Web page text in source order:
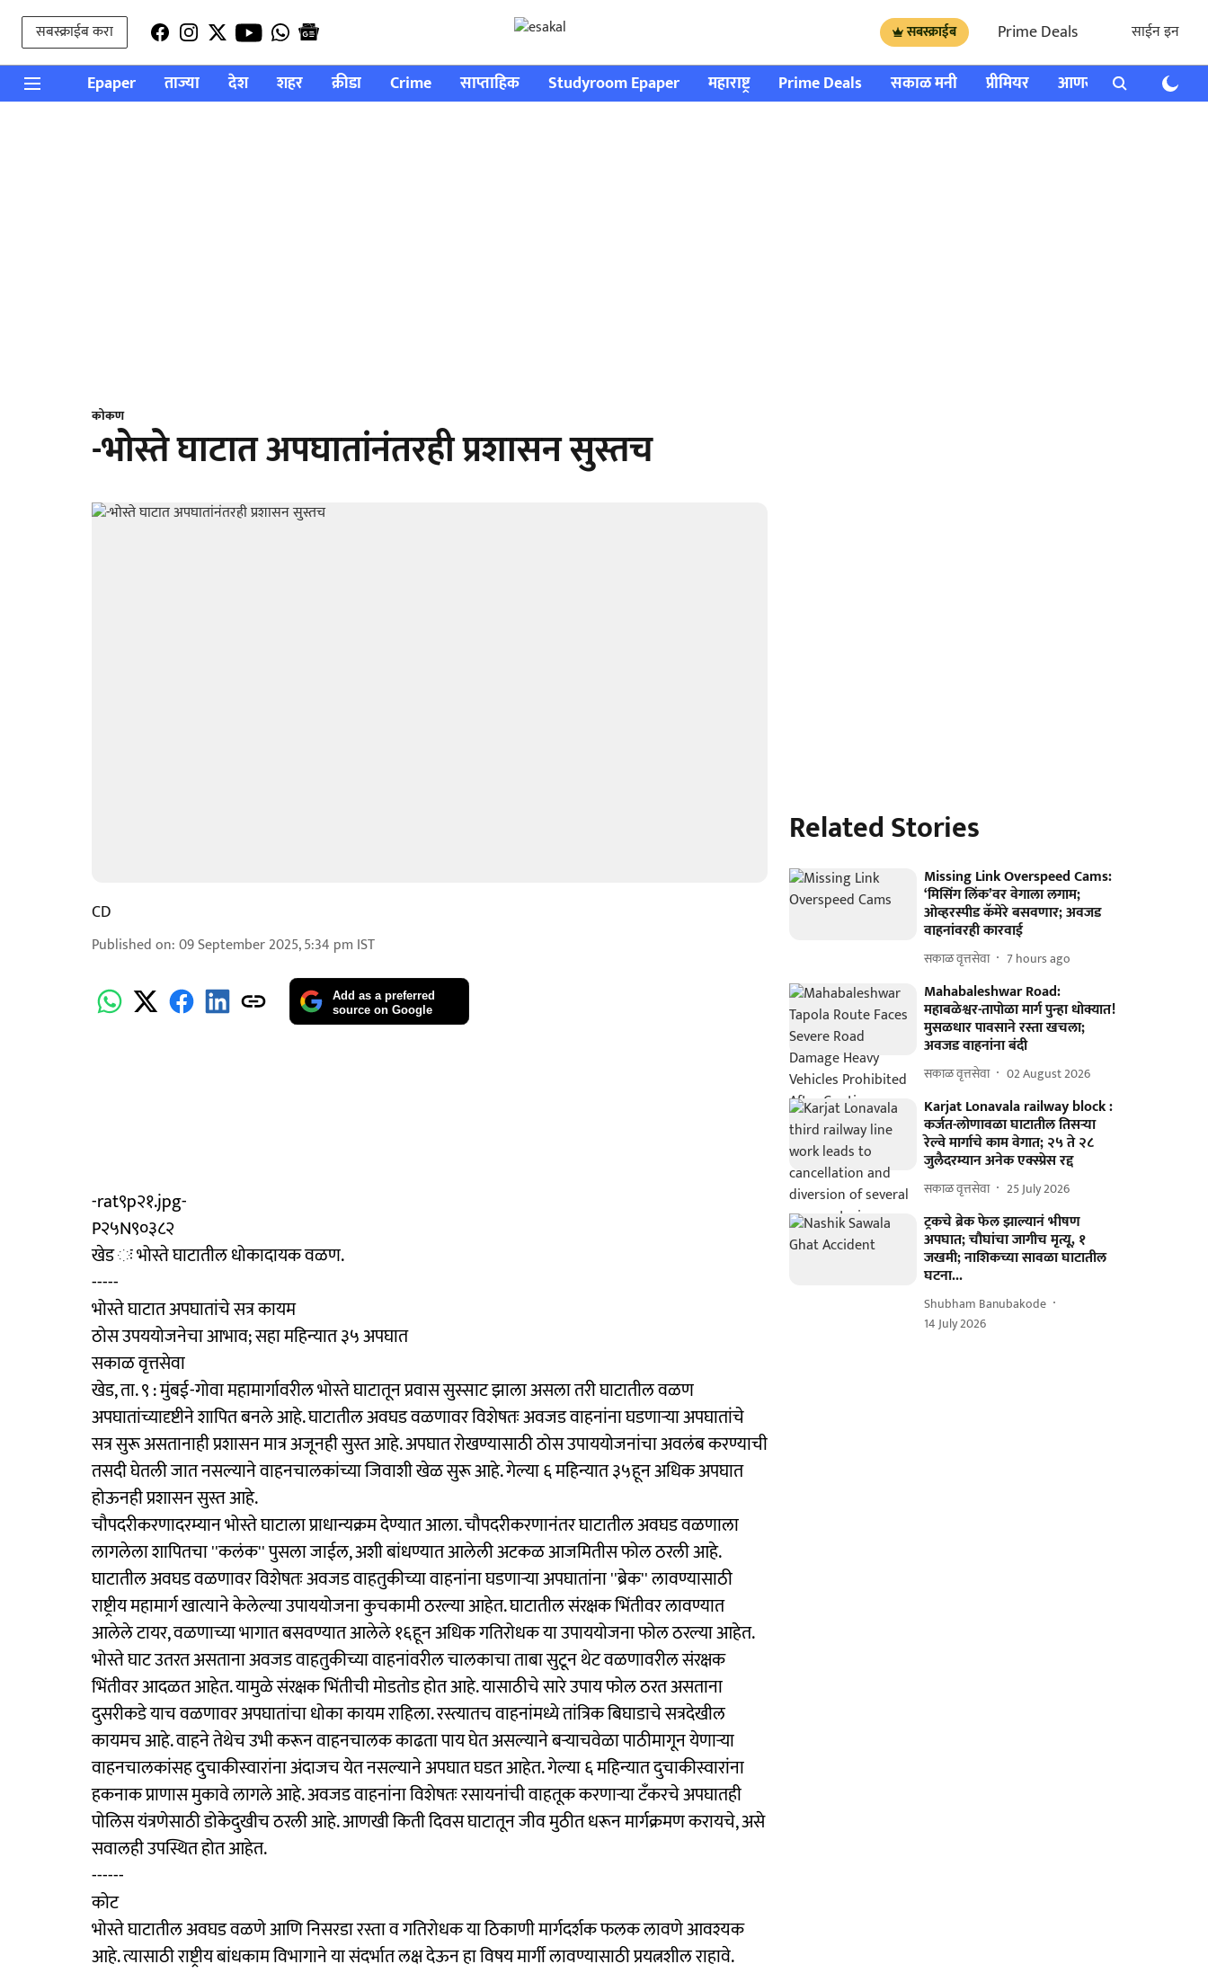
सबस्क्राईब करा सबस्क्राईब Prime Deals साईन इन
Epaper ताज्या देश शहर क्रीडा Crime साप्ताहिक Studyroom Epaper महाराष्ट्र Prime Deals सकाळ मनी प्रीमियर आणखी राशी भविष्य
कोकण
-भोस्ते घाटात अपघातांनंतरही प्रशासन सुस्तच
CD
Published on:09 September 2025, 5:34 pm IST
Add as a preferred
source on Google
-rat९p२१.jpg-
P२५N९०३८२
खेड ः भोस्ते घाटातील धोकादायक वळण.
-----
भोस्ते घाटात अपघातांचे सत्र कायम
ठोस उपययोजनेचा आभाव; सहा महिन्यात ३५ अपघात
सकाळ वृत्तसेवा
खेड, ता. ९ : मुंबई-गोवा महामार्गावरील भोस्ते घाटातून प्रवास सुस्साट झाला असला तरी घाटातील वळण
अपघातांच्यादृष्टीने शापित बनले आहे. घाटातील अवघड वळणावर विशेषतः अवजड वाहनांना घडणाऱ्या अपघातांचे
सत्र सुरू असतानाही प्रशासन मात्र अजूनही सुस्त आहे. अपघात रोखण्यासाठी ठोस उपाययोजनांचा अवलंब करण्याची
तसदी घेतली जात नसल्याने वाहनचालकांच्या जिवाशी खेळ सुरू आहे. गेल्या ६ महिन्यात ३५हून अधिक अपघात
होऊनही प्रशासन सुस्त आहे.
चौपदरीकरणादरम्यान भोस्ते घाटाला प्राधान्यक्रम देण्यात आला. चौपदरीकरणानंतर घाटातील अवघड वळणाला
लागलेला शापितचा ''कलंक'' पुसला जाईल, अशी बांधण्यात आलेली अटकळ आजमितीस फोल ठरली आहे.
घाटातील अवघड वळणावर विशेषतः अवजड वाहतुकीच्या वाहनांना घडणाऱ्या अपघातांना ''ब्रेक'' लावण्यासाठी
राष्ट्रीय महामार्ग खात्याने केलेल्या उपाययोजना कुचकामी ठरल्या आहेत. घाटातील संरक्षक भिंतीवर लावण्यात
आलेले टायर, वळणाच्या भागात बसवण्यात आलेले १६हून अधिक गतिरोधक या उपाययोजना फोल ठरल्या आहेत.
भोस्ते घाट उतरत असताना अवजड वाहतुकीच्या वाहनांवरील चालकाचा ताबा सुटून थेट वळणावरील संरक्षक
भिंतीवर आदळत आहेत. यामुळे संरक्षक भिंतीची मोडतोड होत आहे. यासाठीचे सारे उपाय फोल ठरत असताना
दुसरीकडे याच वळणावर अपघातांचा धोका कायम राहिला. रस्त्यातच वाहनांमध्ये तांत्रिक बिघाडाचे सत्रदेखील
कायमच आहे. वाहने तेथेच उभी करून वाहनचालक काढता पाय घेत असल्याने बऱ्याचवेळा पाठीमागून येणाऱ्या
वाहनचालकांसह दुचाकीस्वारांना अंदाजच येत नसल्याने अपघात घडत आहेत. गेल्या ६ महिन्यात दुचाकीस्वारांना
हकनाक प्राणास मुकावे लागले आहे. अवजड वाहनांना विशेषतः रसायनांची वाहतूक करणाऱ्या टँकरचे अपघातही
पोलिस यंत्रणेसाठी डोकेदुखीच ठरली आहे. आणखी किती दिवस घाटातून जीव मुठीत धरून मार्गक्रमण करायचे, असे
सवालही उपस्थित होत आहेत.
------
कोट
भोस्ते घाटातील अवघड वळणे आणि निसरडा रस्ता व गतिरोधक या ठिकाणी मार्गदर्शक फलक लावणे आवश्यक
आहे. त्यासाठी राष्ट्रीय बांधकाम विभागाने या संदर्भात लक्ष देऊन हा विषय मार्गी लावण्यासाठी प्रयत्नशील राहावे.
Related Stories
Missing Link Overspeed Cams:
‘मिसिंग लिंक’वर वेगाला लगाम;
ओव्हरस्पीड कॅमेरे बसवणार; अवजड
वाहनांवरही कारवाई
सकाळ वृत्तसेवा 7 hours ago
Mahabaleshwar Road:
महाबळेश्वर-तापोळा मार्ग पुन्हा धोक्यात!
मुसळधार पावसाने रस्ता खचला;
अवजड वाहनांना बंदी
सकाळ वृत्तसेवा 02 August 2026
Karjat Lonavala railway block :
कर्जत-लोणावळा घाटातील तिसऱ्या
रेल्वे मार्गाचे काम वेगात; २५ ते २८
जुलैदरम्यान अनेक एक्स्प्रेस रद्द
सकाळ वृत्तसेवा 25 July 2026
ट्रकचे ब्रेक फेल झाल्यानं भीषण
अपघात; चौघांचा जागीच मृत्यू, १
जखमी; नाशिकच्या सावळा घाटातील
घटना...
Shubham Banubakode
14 July 2026